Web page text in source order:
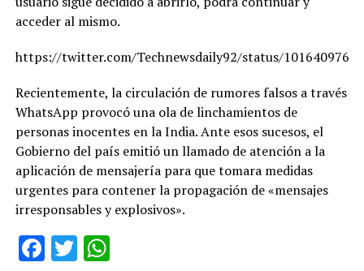
acceder al mismo.
https://twitter.com/Technewsdaily92/status/
Recientemente, la circulación de rumores falsos a través
WhatsApp provocó una ola de linchamientos de
personas inocentes en la India. Ante esos sucesos, el
Gobierno del país emitió un llamado de atención a la
aplicación de mensajería para que tomara medidas
urgentes para contener la propagación de «mensajes
irresponsables y explosivos».
Facebook
TwitterWhatsApp